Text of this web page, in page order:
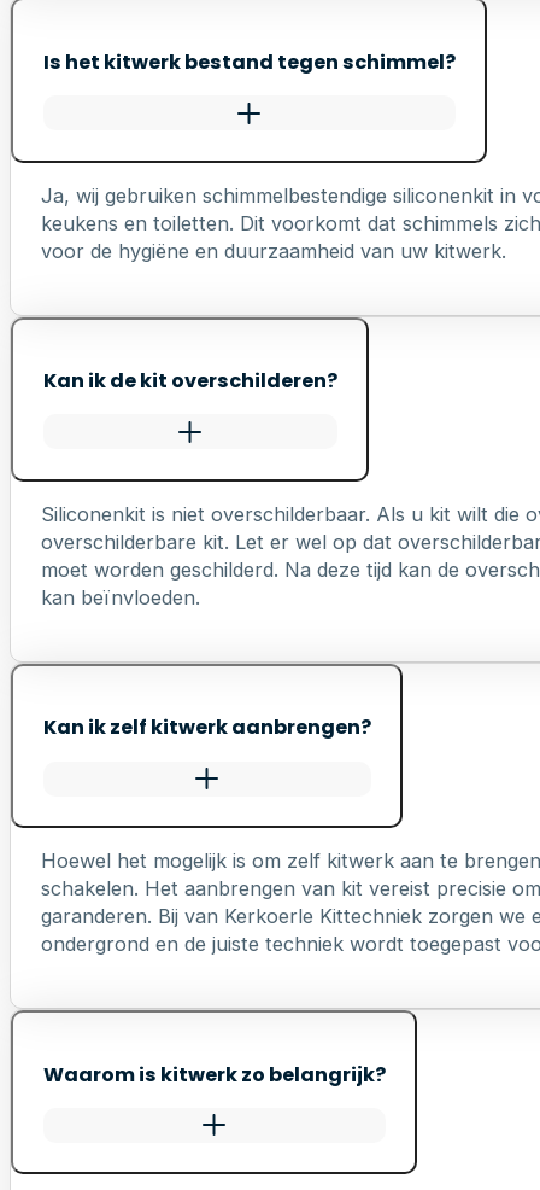
Is het kitwerk bestand tegen schimmel?
Ja, wij gebruiken schimmelbestendige siliconenkit in
keukens en toiletten. Dit voorkomt dat schimmels
voor de hygiëne en duurzaamheid van uw kitwerk.
Kan ik de kit overschilderen?
Siliconenkit is niet overschilderbaar. Als u kit wilt die
overschilderbare kit. Let er wel op dat
moet worden geschilderd. Na deze tijd kan de
kan beïnvloeden.
Kan ik zelf kitwerk aanbrengen?
Hoewel het mogelijk is om zelf kitwerk aan te
schakelen. Het aanbrengen van kit vereist precisie
garanderen. Bij van Kerkoerle Kittechniek zorgen
ondergrond en de juiste techniek wordt toegepast
Waarom is kitwerk zo belangrijk?